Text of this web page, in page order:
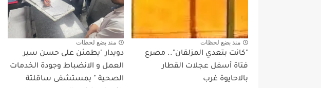
منذ بضع لحظات
"كانت بتعدي المزلقان".. مصرع
فتاة أسفل عجلات القطار
بالاحايوة غرب
منذ بضع لحظات
دويدار "يطمئن على حسن سير
العمل و الانضباط وجودة الخدمات
الصحية " بمستشفى ساقلتة